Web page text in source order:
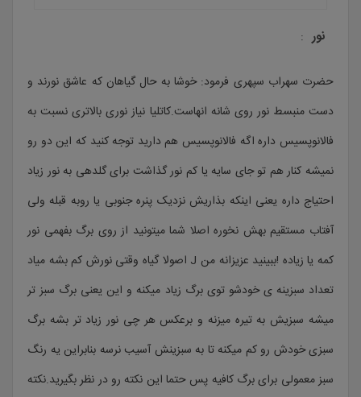
نور :
حضرت سهراب سپهری فرمود: خوشا به حال گیاهان که عاشق نورند و
دست منبسط نور روی شانه انهاست.کاتلیا نیاز نوری بالاتری نسبت به
فالانوپسیس داره اگه فالانوپسیس هم دارید توجه کنید که این دو رو
نمیشه کنار هم تو جای سایه یا کم نور گذاشت برای گلدهی به نور زیاد
احتیاج داره یعنی اینکه بذاریش نزدیک پنره جنوبی یا روبه قبله ولی
آفتاب مستقیم بهش نخوره اصلا شما میتونید از روی برگ بفهمی نور
کمه یا زیاده !ببینید عزیزانه من J اصولا گیاه وقتی نورش کم بشه میاد
تعداد سبزینه ی خودشو توی برگ زیاد میکنه و این یعنی برگ سبز تر
میشه سبزیش به تیره میزنه و برعکس هر چی نور زیاد تر بشه برگ
سبزی خودش رو کم میکنه تا به سبزینش آسیب نرسه بنابراین یه رنگ
سبز معمولی برای برگ کافیه پس حتما این نکته رو در نظر بگیرید.نکته